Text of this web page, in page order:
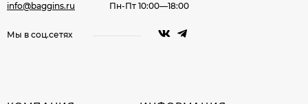
info@baggins.ru Пн-Пт 10:00—18:00
Мы в соц.сетях